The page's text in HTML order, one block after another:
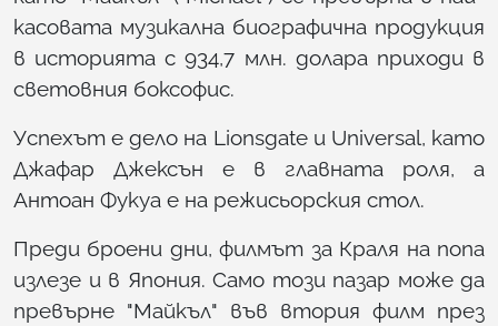
касовата музикална биографична продукция
в историята с 934,7 млн. долара приходи в
световния боксофис.
Успехът е дело на Lionsgate и Universal, като
Джафар Джексън е в главната роля, а
Антоан Фукуа е на режисьорския стол.
Преди броени дни, филмът за Краля на попа
излезе и в Япония. Само този пазар може да
превърне "Майкъл" във втория филм през